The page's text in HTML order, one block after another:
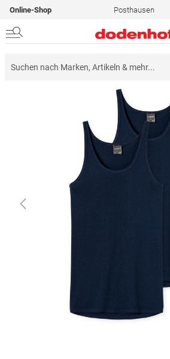
Online-Shop Posthausen